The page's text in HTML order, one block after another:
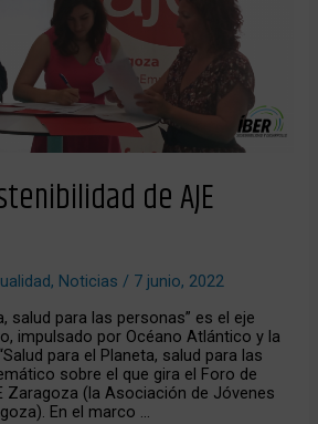
de AJE
, Noticias / 7 junio, 2022
salud para las personas” es el eje
impulsado por Océano Atlántico y la
para el Planeta, salud para las
sobre el que gira el Foro de
Zaragoza (la Asociación de Jóvenes
En el marco …